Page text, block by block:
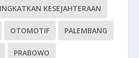
KESEJAHTERAAN
OTOMOTIF PALEMBANG
PRABOWO